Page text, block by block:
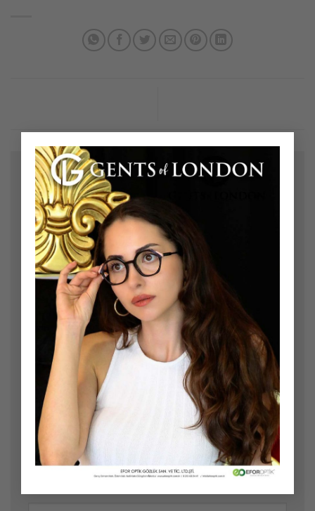
×
Bir yanıt yazın
E-posta adresiniz yayınlanmayacak.
ile işaretlenmişlerdir
Yorum*
E-posta